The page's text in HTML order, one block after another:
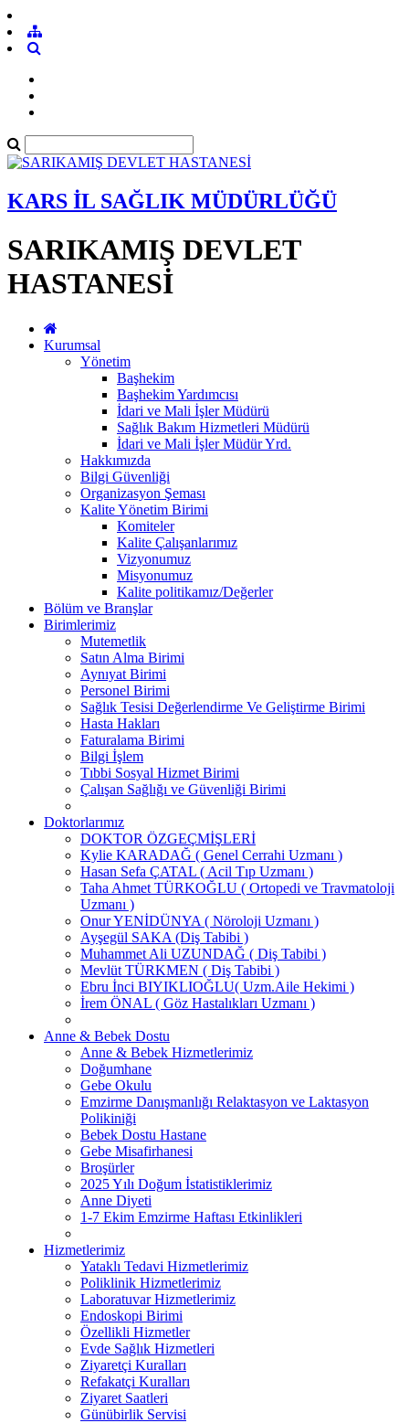
KARS İL SAĞLIK MÜDÜRLÜĞÜ
SARIKAMIŞ DEVLET
HASTANESİ
Kurumsal
Yönetim
Başhekim
Başhekim Yardımcısı
İdari ve Mali İşler Müdürü
Sağlık Bakım Hizmetleri Müdürü
İdari ve Mali İşler Müdür Yrd.
Hakkımızda
Bilgi Güvenliği
Organizasyon Şeması
Kalite Yönetim Birimi
Komiteler
Kalite Çalışanlarımız
Vizyonumuz
Misyonumuz
Kalite politikamız/Değerler
Bölüm ve Branşlar
Birimlerimiz
Mutemetlik
Satın Alma Birimi
Aynıyat Birimi
Personel Birimi
Sağlık Tesisi Değerlendirme Ve Geliştirme Birimi
Hasta Hakları
Faturalama Birimi
Bilgi İşlem
Tıbbi Sosyal Hizmet Birimi
Çalışan Sağlığı ve Güvenliği Birimi
Doktorlarımız
DOKTOR ÖZGEÇMİŞLERİ
Kylie KARADAĞ ( Genel Cerrahi Uzmanı )
Hasan Sefa ÇATAL ( Acil Tıp Uzmanı )
Taha Ahmet TÜRKOĞLU ( Ortopedi ve Travmatoloji
Uzmanı )
Onur YENİDÜNYA ( Nöroloji Uzmanı )
Ayşegül SAKA (Diş Tabibi )
Muhammet Ali UZUNDAĞ ( Diş Tabibi )
Mevlüt TÜRKMEN ( Diş Tabibi )
Ebru İnci BIYIKLIOĞLU( Uzm.Aile Hekimi )
İrem ÖNAL ( Göz Hastalıkları Uzmanı )
Anne & Bebek Dostu
Anne & Bebek Hizmetlerimiz
Doğumhane
Gebe Okulu
Emzirme Danışmanlığı Relaktasyon ve Laktasyon
Polikiniği
Bebek Dostu Hastane
Gebe Misafirhanesi
Broşürler
2025 Yılı Doğum İstatistiklerimiz
Anne Diyeti
1-7 Ekim Emzirme Haftası Etkinlikleri
Hizmetlerimiz
Yataklı Tedavi Hizmetlerimiz
Poliklinik Hizmetlerimiz
Laboratuvar Hizmetlerimiz
Endoskopi Birimi
Özellikli Hizmetler
Evde Sağlık Hizmetleri
Ziyaretçi Kuralları
Refakatçi Kuralları
Ziyaret Saatleri
Günübirlik Servisi